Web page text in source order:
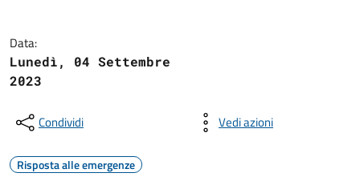
Data:
Lunedì, 04 Settembre
2023
Condividi Vedi azioni
Risposta alle emergenze